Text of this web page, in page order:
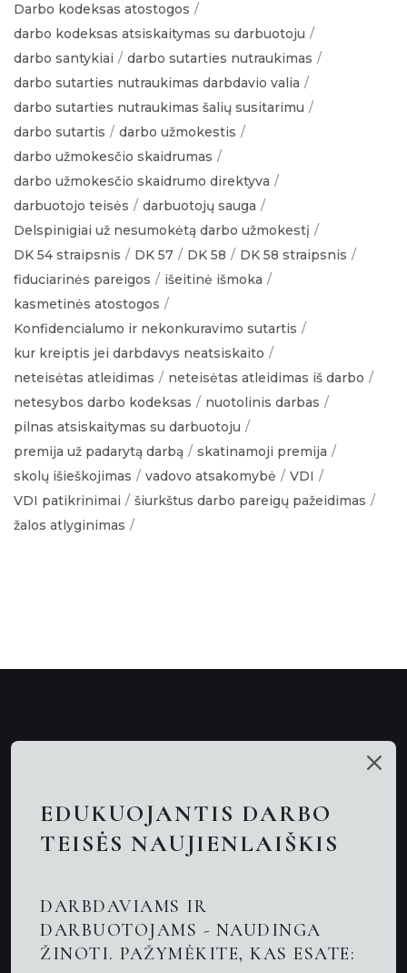
Darbo kodeksas atostogos
darbo kodeksas atsiskaitymas su darbuotoju
darbo santykiai
darbo sutarties nutraukimas
darbo sutarties nutraukimas darbdavio valia
darbo sutarties nutraukimas šalių susitarimu
darbo sutartis
darbo užmokestis
darbo užmokesčio skaidrumas
darbo užmokesčio skaidrumo direktyva
darbuotojo teisės
darbuotojų sauga
Delspinigiai už nesumokėtą darbo užmokestį
DK 54 straipsnis
DK 57 DK 58
DK 58 straipsnis
fiduciarinės pareigos
išeitinė išmoka
kasmetinės atostogos
Konfidencialumo ir nekonkuravimo sutartis
kur kreiptis jei darbdavys neatsiskaito
neteisėtas atleidimas
neteisėtas atleidimas iš darbo
netesybos darbo kodeksas
nuotolinis darbas
pilnas atsiskaitymas su darbuotoju
premija už padarytą darbą
skatinamoji premija
skolų išieškojimas
vadovo atsakomybė
VDI
VDI patikrinimai
šiurkštus darbo pareigų pažeidimas
žalos atlyginimas
Nuotolinės konsultacijos
Advokatas Kaune
Naujienos
EDUKUOJANTIS DARBO
TEISĖS NAUJIENLAIŠKIS
DARBDAVIAMS IR
DARBUOTOJAMS - NAUDINGA
ŽINOTI. PAŽYMĖKITE, KAS ESATE: